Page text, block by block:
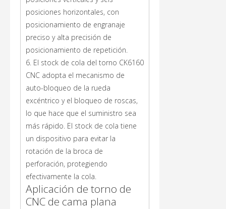
posiciones horizontales, con
posicionamiento de engranaje
preciso y alta precisión de
posicionamiento de repetición.
6. El stock de cola del torno CK6160
CNC adopta el mecanismo de
auto-bloqueo de la rueda
excéntrico y el bloqueo de roscas,
lo que hace que el suministro sea
más rápido. El stock de cola tiene
un dispositivo para evitar la
rotación de la broca de
perforación, protegiendo
efectivamente la cola.
Aplicación de torno de
CNC de cama plana